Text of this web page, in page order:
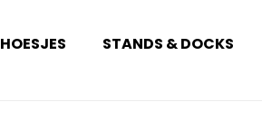
HOESJES STANDS & DOCKS